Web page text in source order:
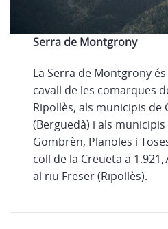
Serra de Montgrony
La Serra de Montgrony
cavall de les comarques
Ripollès, als municipis de
(Berguedà) i als municipis
Gombrèn, Planoles i
coll de la Creueta a
al riu Freser (Ripollès).